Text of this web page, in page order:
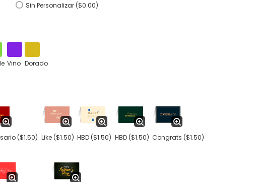
Sin Personalizar ($0.00)
Vino Dorado
($1.50) Like ($1.50) HBD ($1.50) HBD ($1.50) Congrats ($1.50)